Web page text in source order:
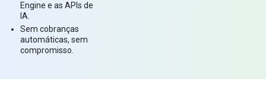
Engine e as APIs de
IA.
Sem cobranças
automáticas, sem
compromisso.